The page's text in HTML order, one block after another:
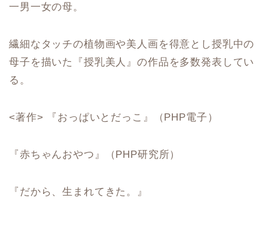
一男一女の母。
繊細なタッチの植物画や美人画を得意とし授乳中の
母子を描いた『授乳美人』の作品を多数発表してい
る。
<著作> 『おっぱいとだっこ』（PHP電子）
『赤ちゃんおやつ』（PHP研究所）
『だから、生まれてきた。』